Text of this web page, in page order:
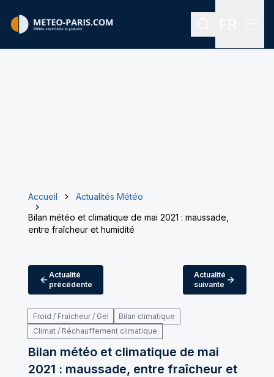
Rechercher
Accueil
Actualités Météo
Bilan météo et climatique de mai 2021 : maussade,
entre fraîcheur et humidité
Actualité
précédente
Actualité
suivante
Froid / Fraîcheur / Gel
Bilan climatique
Climat / Réchauffement climatique
Bilan météo et climatique de mai
2021 : maussade, entre fraîcheur et